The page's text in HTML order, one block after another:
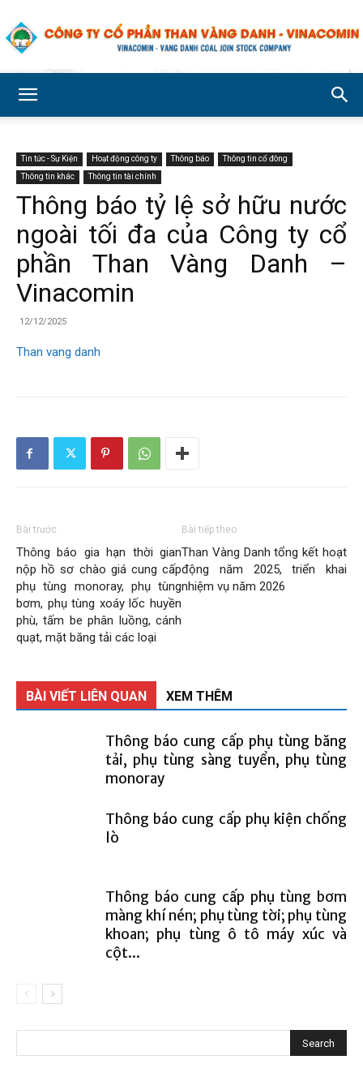
Công
Danh
Tin tức - Sự Kiện Hoạt động công ty Thông báo
Thông tin cổ đông
Thông tin khác
Thông tin tài chính
Thông báo tỷ lệ sở hữu nước
ngoài tối đa của Công ty cổ
phần Than Vàng Danh –
Vinacomin
12/12/2025
Than vang danh
Bài trước
Thông báo gia hạn thời gian
nộp hồ sơ chào giá cung cấp
phụ tùng monoray, phụ tùng
bơm, phụ tùng xoáy lốc huyền
phù, tấm be phân luồng, cánh
quạt, mặt băng tải các loại
Bài tiếp theo
Than Vàng Danh tổng kết hoạt
động năm 2025, triển khai
nhiệm vụ năm 2026
BÀI VIẾT LIÊN QUAN XEM THÊM
Thông báo cung cấp phụ tùng băng
tải, phụ tùng sàng tuyển, phụ tùng
monoray
Thông báo cung cấp phụ kiện chống
lò
Thông báo cung cấp phụ tùng bơm
màng khí nén; phụ tùng tời; phụ tùng
khoan; phụ tùng ô tô máy xúc và
cột...